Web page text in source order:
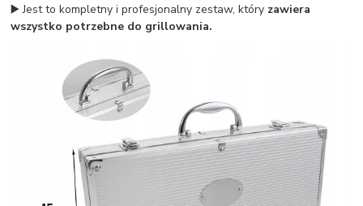
▶️ Jest to kompletny i profesjonalny zestaw, który zawiera
wszystko potrzebne do grillowania.